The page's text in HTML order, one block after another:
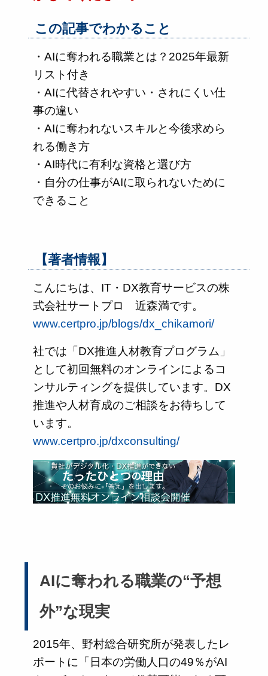
この記事でわかること
・AIに奪われる職業とは？2025年最新
リスト付き
・AIに代替されやすい・されにくい仕
事の違い
・AIに奪われないスキルと今後求めら
れる働き方
・AI時代に有利な資格と選び方
・自分の仕事がAIに取られないために
できること
【著者情報】
こんにちは、IT・DX教育サービスの株
式会社サートプロ 近森満です。
www.certpro.jp/blogs/dx_chikamori/
社では「DX推進人材教育プログラム」
として初回無料のオンラインによるコ
ンサルティングを提供しています。DX
推進や人材育成のご相談をお待ちして
います。
www.certpro.jp/dxconsulting/
AIに奪われる職業の“予想
外”な現実
2015年、野村総合研究所が発表したレ
ポートに「日本の労働人口の49％がAI